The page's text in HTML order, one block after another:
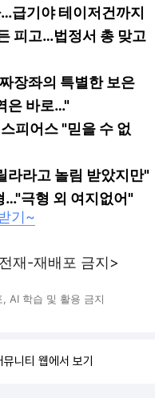
급기야 테이저건까지
피고…법정서 총 맞고
장좌의 특별한 보은
은 바로…"
피어스 "믿을 수 없
라라고 놀림 받았지만"
…"극형 외 여지없어"
기~
재-재배포 금지>
AI 학습 및 활용 금지
니티 웹에서 보기